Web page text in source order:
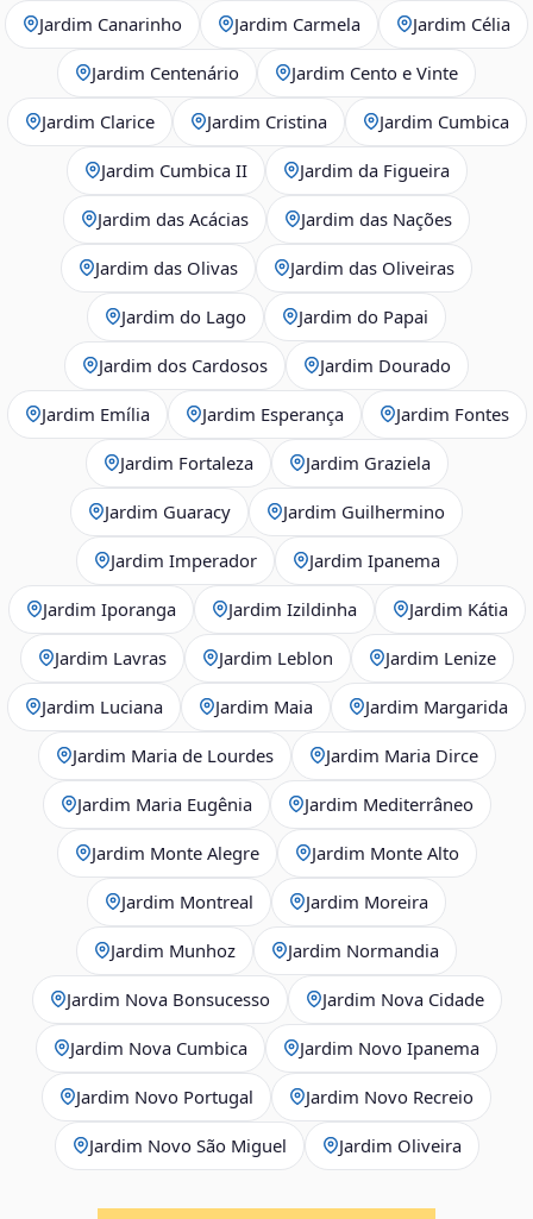
Jardim Canarinho Jardim Carmela Jardim Célia
Jardim Centenário Jardim Cento e Vinte
Jardim Clarice Jardim Cristina Jardim Cumbica
Jardim Cumbica II Jardim da Figueira
Jardim das Acácias Jardim das Nações
Jardim das Olivas Jardim das Oliveiras
Jardim do Lago Jardim do Papai
Jardim dos Cardosos Jardim Dourado
Jardim Emília Jardim Esperança Jardim Fontes
Jardim Fortaleza Jardim Graziela
Jardim Guaracy Jardim Guilhermino
Jardim Imperador Jardim Ipanema
Jardim Iporanga Jardim Izildinha Jardim Kátia
Jardim Lavras Jardim Leblon Jardim Lenize
Jardim Luciana Jardim Maia Jardim Margarida
Jardim Maria de Lourdes Jardim Maria Dirce
Jardim Maria Eugênia Jardim Mediterrâneo
Jardim Monte Alegre Jardim Monte Alto
Jardim Montreal Jardim Moreira
Jardim Munhoz Jardim Normandia
Jardim Nova Bonsucesso Jardim Nova Cidade
Jardim Nova Cumbica Jardim Novo Ipanema
Jardim Novo Portugal Jardim Novo Recreio
Jardim Novo São Miguel Jardim Oliveira